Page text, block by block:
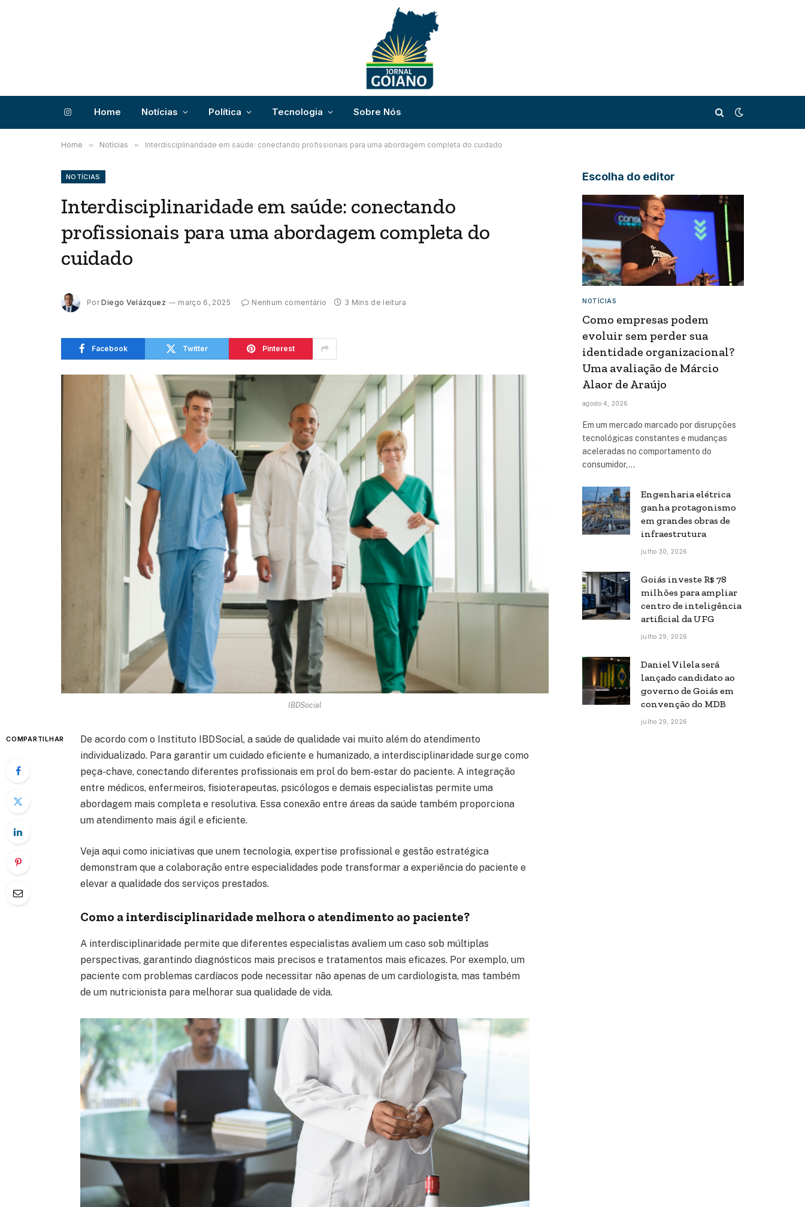
InstagramHome Notícias Política Tecnologia Sobre Nós
Home » Notícias » Interdisciplinaridade em saúde: conectando profissionais para uma abordagem completa do cuidado
NOTÍCIAS
Interdisciplinaridade em saúde: conectando
profissionais para uma abordagem completa do
cuidado
Por Diego Velázquez março 6, 2025 Nenhum comentário 3 Mins de leitura
Facebook Twitter Pinterest
IBDSocial
COMPARTILHAR
De acordo com o Instituto IBDSocial, a saúde de qualidade vai muito além do atendimento
individualizado. Para garantir um cuidado eficiente e humanizado, a interdisciplinaridade surge como
peça-chave, conectando diferentes profissionais em prol do bem-estar do paciente. A integração
entre médicos, enfermeiros, fisioterapeutas, psicólogos e demais especialistas permite uma
abordagem mais completa e resolutiva. Essa conexão entre áreas da saúde também proporciona
um atendimento mais ágil e eficiente.
Veja aqui como iniciativas que unem tecnologia, expertise profissional e gestão estratégica
demonstram que a colaboração entre especialidades pode transformar a experiência do paciente e
elevar a qualidade dos serviços prestados.
Como a interdisciplinaridade melhora o atendimento ao paciente?
A interdisciplinaridade permite que diferentes especialistas avaliem um caso sob múltiplas
perspectivas, garantindo diagnósticos mais precisos e tratamentos mais eficazes. Por exemplo, um
paciente com problemas cardíacos pode necessitar não apenas de um cardiologista, mas também
de um nutricionista para melhorar sua qualidade de vida.
Escolha do editor
NOTÍCIAS
Como empresas podem
evoluir sem perder sua
identidade organizacional?
Uma avaliação de Márcio
Alaor de Araújo
agosto 4, 2026
Em um mercado marcado por disrupções
tecnológicas constantes e mudanças
aceleradas no comportamento do
consumidor,…
Engenharia elétrica
ganha protagonismo
em grandes obras de
infraestrutura
julho 30, 2026
Goiás investe R$ 78
milhões para ampliar
centro de inteligência
artificial da UFG
julho 29, 2026
Daniel Vilela será
lançado candidato ao
governo de Goiás em
convenção do MDB
julho 29, 2026